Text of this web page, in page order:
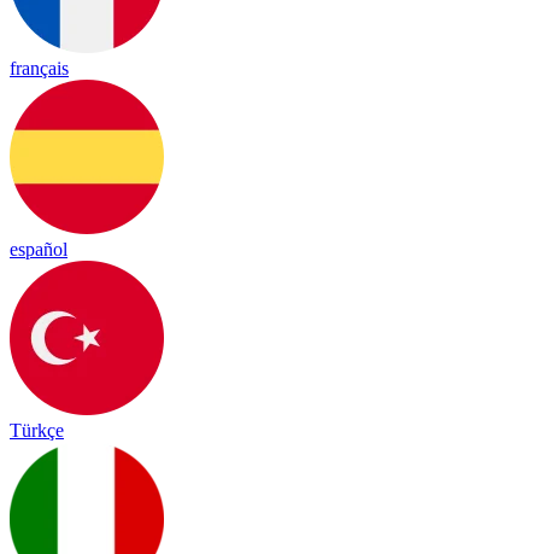
français
español
Türkçe